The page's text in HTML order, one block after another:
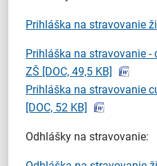
Prihláška na stravovanie
Prihláška na stravovanie -
ZŠ [DOC, 49,5 KB]
Prihláška na stravovanie
[DOC, 52 KB]
Odhlášky na stravovanie: